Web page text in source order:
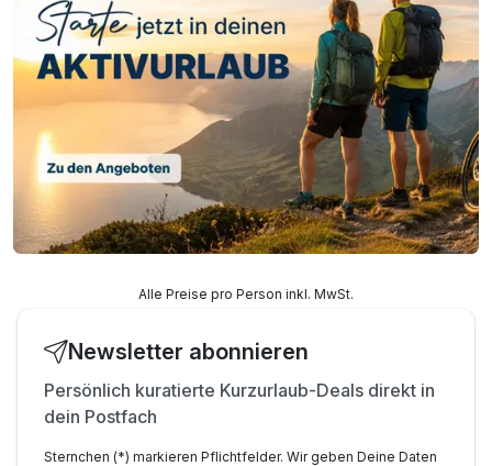
Alle Preise pro Person inkl. MwSt.
Newsletter abonnieren
Persönlich kuratierte Kurzurlaub-Deals direkt in
dein Postfach
Sternchen (*) markieren Pflichtfelder. Wir geben Deine Daten